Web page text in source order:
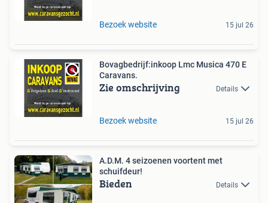
Bezoek website 15 jul 26
Bovagbedrijf:inkoop Lmc Musica 470 E
Caravans.
Zie omschrijving Details
Bezoek website 15 jul 26
A.D.M. 4 seizoenen voortent met
schuifdeur!
Bieden Details